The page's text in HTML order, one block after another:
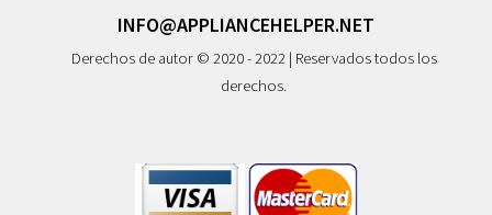
INFO@APPLIANCEHELPER.NET
Derechos de autor © 2020 - 2022 | Reservados todos los
derechos.